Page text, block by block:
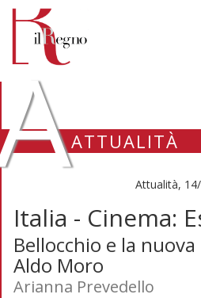
ATTUALITÀ
Attualità,
Italia - Cinema:
Bellocchio e la
Aldo Moro
Arianna Prevedello